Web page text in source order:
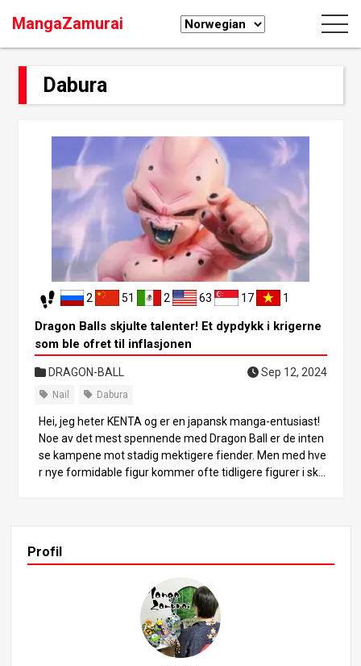
MangaZamurai
Dabura
2 51 2 63 17 1
Dragon Balls skjulte talenter! Et dypdykk i krigerne
som ble ofret til inflasjonen
DRAGON-BALL Sep 12, 2024
Nail Dabura
Hei, jeg heter KENTA og er en japansk manga-entusiast!
Noe av det mest spennende med Dragon Ball er de inten
se kampene mot stadig mektigere fiender. Men med hve
r nye formidable figur kommer ofte tidligere figurer i sky
ne potensial kunne ha vært. Det første offeret: Krigeren f
ukket opp under Namek-sagaen, og var den sterkeste av
Namek-krigerne, og fungerte som livvakt for Grand Elder
Guru. Kraften hans ble målt til 42 000, noe som langt ove
rgikk Vegeta under Saiyan-sagaen. Dette tallet tyder på
at han kunne ha kjempet på linje med Recoome eller til o
Profil